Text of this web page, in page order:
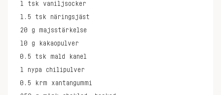
1 tsk
vaniljsocker
1.5 tsk
näringsjäst
20 g
majsstärkelse
10 g
kakaopulver
0.5 tsk
mald kanel
1 nypa
chilipulver
0.5
krm
xantangummi